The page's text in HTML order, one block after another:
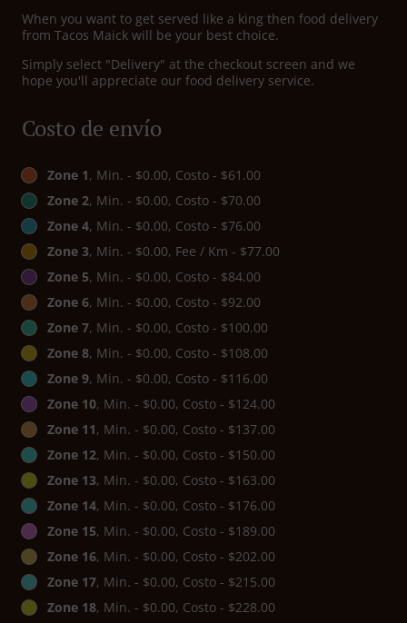
When you want to get served like a king then food delivery
from Tacos Maick will be your best choice.
Simply select "Delivery" at the checkout screen and we
hope you'll appreciate our food delivery service.
Costo de envío
Zone 1, Min. - $0.00, Costo - $61.00
Zone 2, Min. - $0.00, Costo - $70.00
Zone 4, Min. - $0.00, Costo - $76.00
Zone 3, Min. - $0.00, Fee / Km - $77.00
Zone 5, Min. - $0.00, Costo - $84.00
Zone 6, Min. - $0.00, Costo - $92.00
Zone 7, Min. - $0.00, Costo - $100.00
Zone 8, Min. - $0.00, Costo - $108.00
Zone 9, Min. - $0.00, Costo - $116.00
Zone 10, Min. - $0.00, Costo - $124.00
Zone 11, Min. - $0.00, Costo - $137.00
Zone 12, Min. - $0.00, Costo - $150.00
Zone 13, Min. - $0.00, Costo - $163.00
Zone 14, Min. - $0.00, Costo - $176.00
Zone 15, Min. - $0.00, Costo - $189.00
Zone 16, Min. - $0.00, Costo - $202.00
Zone 17, Min. - $0.00, Costo - $215.00
Zone 18, Min. - $0.00, Costo - $228.00